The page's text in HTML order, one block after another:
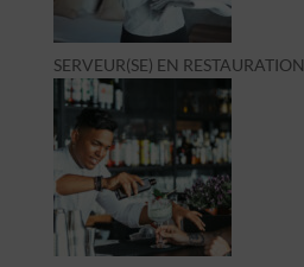
SERVEUR(SE) EN RESTAURATION